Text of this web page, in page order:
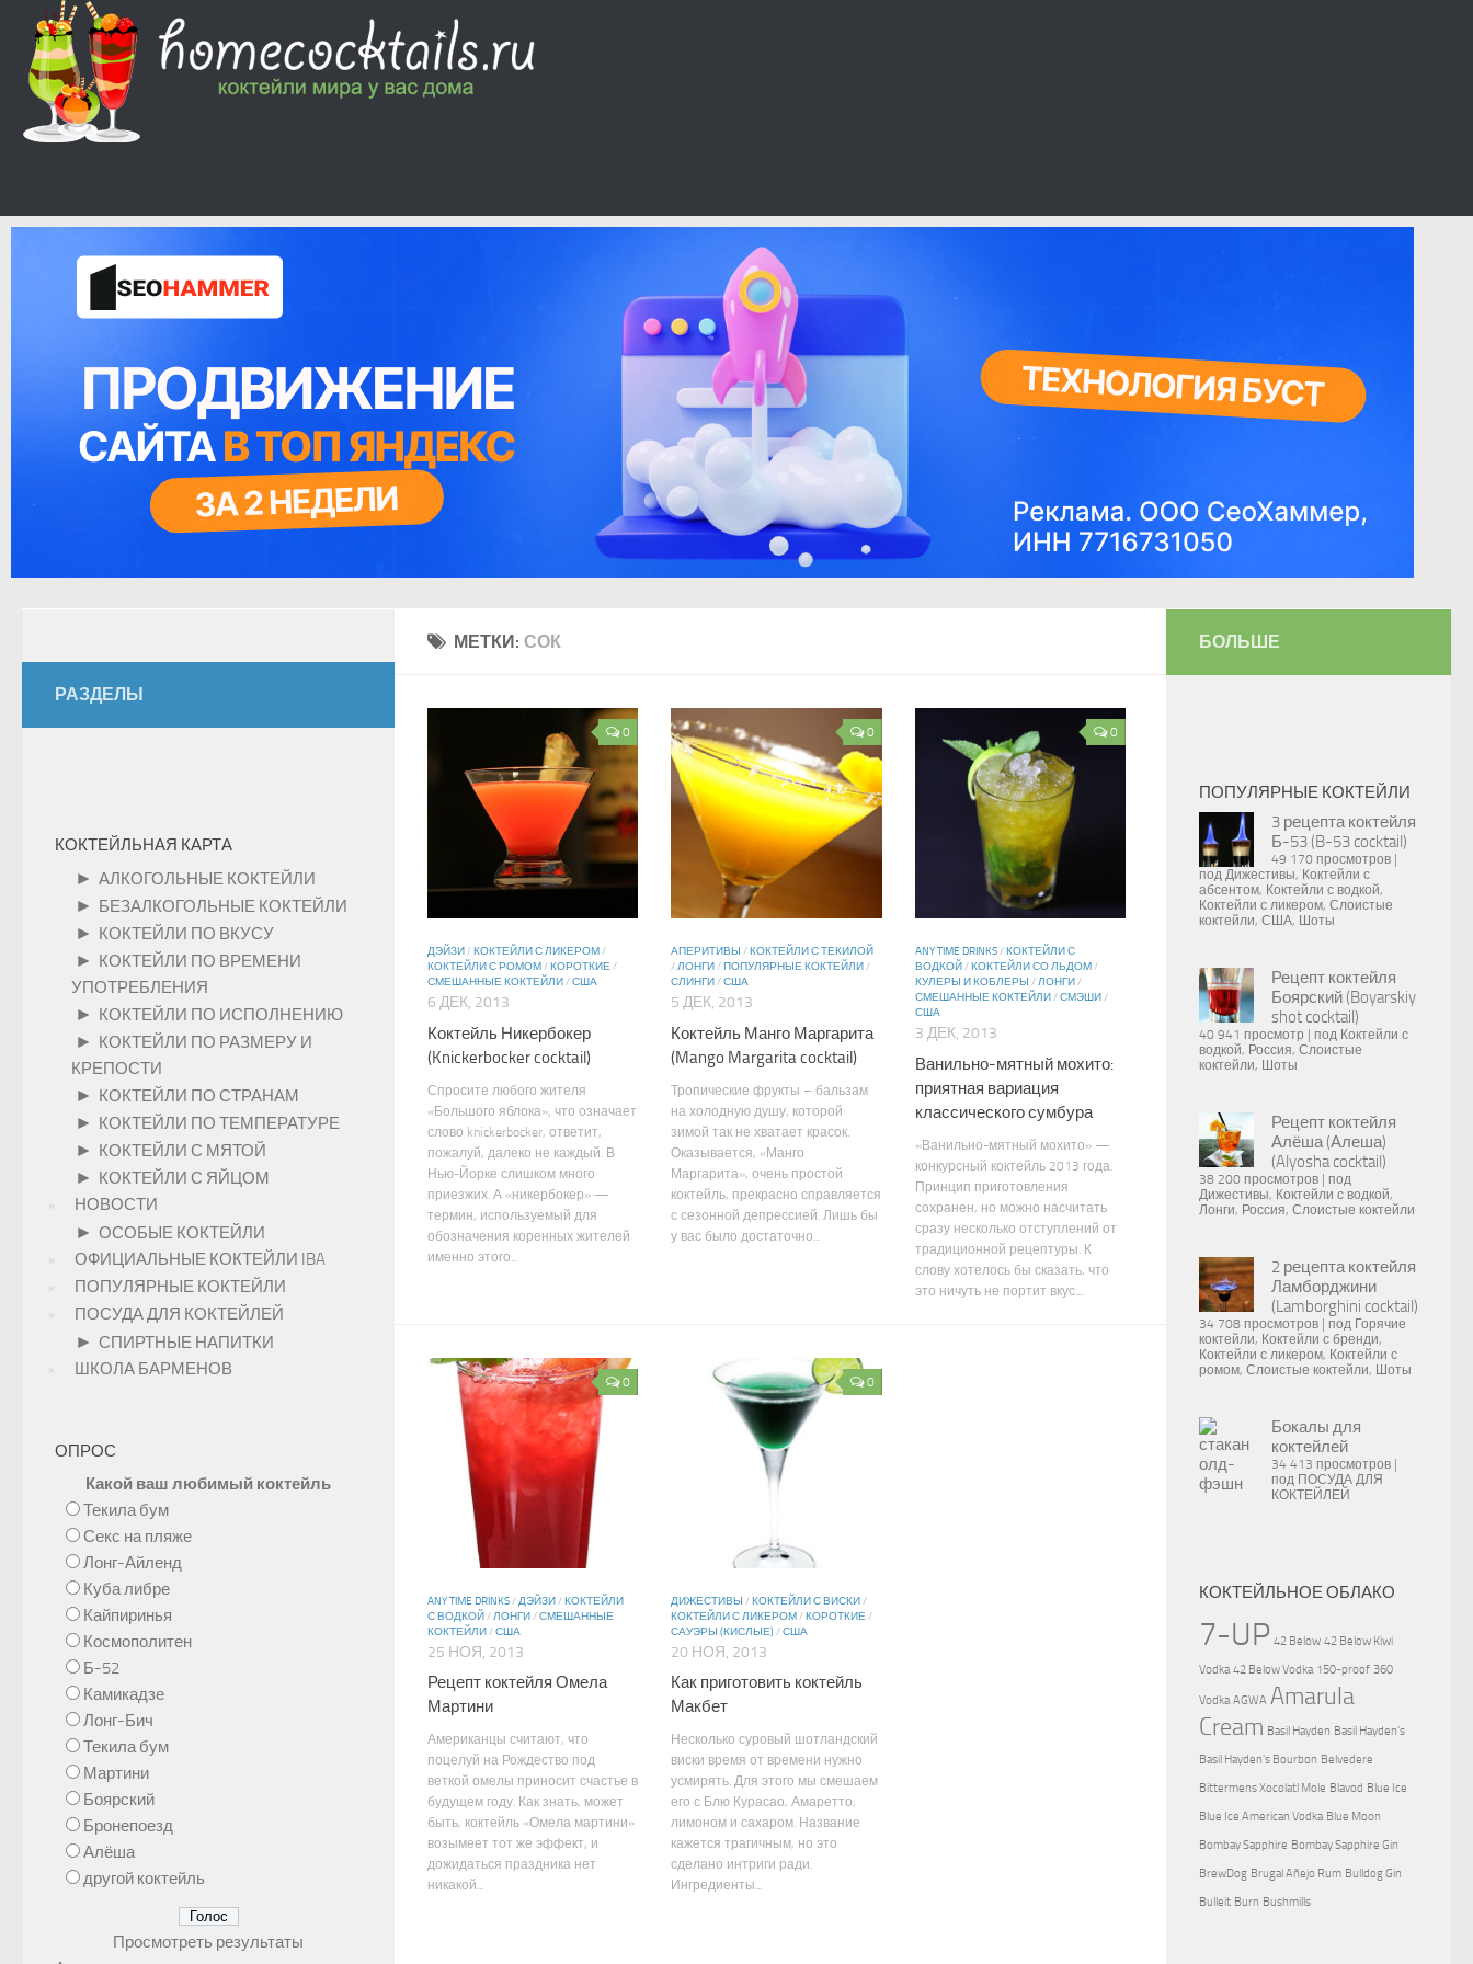
МЕТКИ: СОК
0
ДЭЙЗИ/КОКТЕЙЛИ С ЛИКЕРОМ/
КОКТЕЙЛИ С РОМОМ/КОРОТКИЕ/
СМЕШАННЫЕ КОКТЕЙЛИ/США
6 ДЕК, 2013
Коктейль Никербокер
(Knickerbocker cocktail)
Спросите любого жителя
«Большого яблока», что означает
слово knickerbocker, ответит,
пожалуй, далеко не каждый. В
Нью-Йорке слишком много
приезжих. А «никербокер» —
термин, используемый для
обозначения коренных жителей
именно этого...
0
АПЕРИТИВЫ /КОКТЕЙЛИ С ТЕКИЛОЙ
/ЛОНГИ/ПОПУЛЯРНЫЕ КОКТЕЙЛИ/
СЛИНГИ/США
5 ДЕК, 2013
Коктейль Манго Маргарита
(Mango Margarita cocktail)
Тропические фрукты – бальзам
на холодную душу, которой
зимой так не хватает красок.
Оказывается, «Манго
Маргарита», очень простой
коктейль, прекрасно справляется
с сезонной депрессией. Лишь бы
у вас было достаточно...
0
ANY TIME DRINKS/КОКТЕЙЛИ С
ВОДКОЙ/КОКТЕЙЛИ СО ЛЬДОМ/
КУЛЕРЫ И КОБЛЕРЫ /ЛОНГИ/
СМЕШАННЫЕ КОКТЕЙЛИ/СМЭШИ/
США
3 ДЕК, 2013
Ванильно-мятный мохито:
приятная вариация
классического сумбура
«Ванильно-мятный мохито» —
конкурсный коктейль 2013 года.
Принцип приготовления
сохранен, но можно насчитать
сразу несколько отступлений от
традиционной рецептуры. К
слову хотелось бы сказать, что
это ничуть не портит вкус....
0
ANY TIME DRINKS/ДЭЙЗИ/КОКТЕЙЛИ
С ВОДКОЙ/ЛОНГИ/СМЕШАННЫЕ
КОКТЕЙЛИ/США
25 НОЯ, 2013
Рецепт коктейля Омела
Мартини
Американцы считают, что
поцелуй на Рождество под
веткой омелы приносит счастье в
будущем году. Как знать, может
быть, коктейль «Омела мартини»
возымеет тот же эффект, и
дожидаться праздника нет
никакой...
0
ДИЖЕСТИВЫ /КОКТЕЙЛИ С ВИСКИ/
КОКТЕЙЛИ С ЛИКЕРОМ/КОРОТКИЕ/
САУЭРЫ (КИСЛЫЕ) /США
20 НОЯ, 2013
Как приготовить коктейль
Макбет
Несколько суровый шотландский
виски время от времени нужно
усмирять. Для этого мы смешаем
его с Блю Курасао, Амаретто,
лимоном и сахаром. Название
кажется трагичным, но это
сделано интриги ради.
Ингредиенты...
РАЗДЕЛЫ
КОКТЕЙЛЬНАЯ КАРТА
► АЛКОГОЛЬНЫЕ КОКТЕЙЛИ
► БЕЗАЛКОГОЛЬНЫЕ КОКТЕЙЛИ
► КОКТЕЙЛИ ПО ВКУСУ
► КОКТЕЙЛИ ПО ВРЕМЕНИ
УПОТРЕБЛЕНИЯ
► КОКТЕЙЛИ ПО ИСПОЛНЕНИЮ
► КОКТЕЙЛИ ПО РАЗМЕРУ И
КРЕПОСТИ
► КОКТЕЙЛИ ПО СТРАНАМ
► КОКТЕЙЛИ ПО ТЕМПЕРАТУРЕ
► КОКТЕЙЛИ С МЯТОЙ
► КОКТЕЙЛИ С ЯЙЦОМ
НОВОСТИ
► ОСОБЫЕ КОКТЕЙЛИ
ОФИЦИАЛЬНЫЕ КОКТЕЙЛИ IBA
ПОПУЛЯРНЫЕ КОКТЕЙЛИ
ПОСУДА ДЛЯ КОКТЕЙЛЕЙ
► СПИРТНЫЕ НАПИТКИ
ШКОЛА БАРМЕНОВ
ОПРОС
Какой ваш любимый коктейль
Текила бум
Секс на пляже
Лонг-Айленд
Куба либре
Кайпиринья
Космополитен
Б-52
Камикадзе
Лонг-Бич
Текила бум
Мартини
Боярский
Бронепоезд
Алёша
другой коктейль
Просмотреть результаты
БОЛЬШЕ
ПОПУЛЯРНЫЕ КОКТЕЙЛИ
3 рецепта коктейля
Б-53 (B-53 cocktail)
49 170 просмотров
под Дижестивы, Коктейли с
абсентом, Коктейли с водкой,
Коктейли с ликером, Слоистые
коктейли, США, Шоты
Рецепт коктейля
Боярский (Boyarskiy
shot cocktail)
40 941 просмотр под Коктейли с
водкой, Россия, Слоистые
коктейли, Шоты
Рецепт коктейля
Алёша (Алеша)
(Alyosha cocktail)
38 200 просмотров
под
Дижестивы, Коктейли с водкой,
Лонги, Россия, Слоистые коктейли
2 рецепта коктейля
Ламборджини
(Lamborghini cocktail)
34 708 просмотров под Горячие
коктейли, Коктейли с бренди,
Коктейли с ликером, Коктейли с
ромом, Слоистые коктейли, Шоты
Бокалы для
коктейлей
34 413 просмотров
под ПОСУДА ДЛЯ
КОКТЕЙЛЕЙ
КОКТЕЙЛЬНОЕ ОБЛАКО
7-UP 42 Below 42 Below Kiwi
Vodka 42 Below Vodka 150-proof 360
Vodka AGWA Amarula
Cream Basil Hayden Basil Hayden's
Basil Hayden's Bourbon Belvedere
Bittermens Xocolatl Mole Blavod Blue Ice
Blue Ice American Vodka Blue Moon
Bombay Sapphire Bombay Sapphire Gin
BrewDog Brugal Añejo Rum Bulldog Gin
Bulleit Burn Bushmills